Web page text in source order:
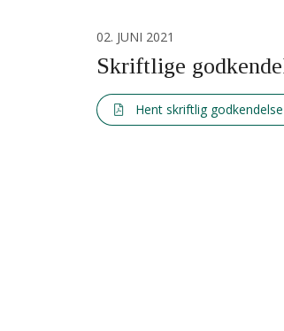
02. JUNI 2021
Skriftlige
Hent skriftlig godkendelse